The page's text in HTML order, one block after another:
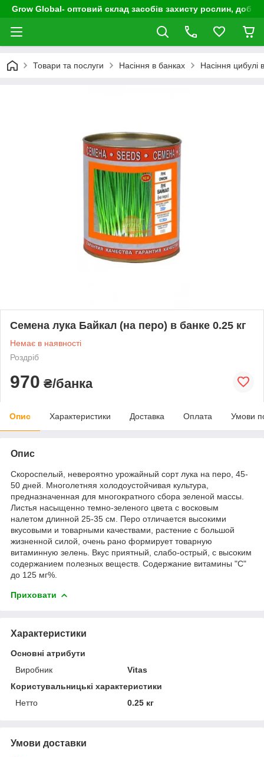
Grow Global- оптовий склад засобів захисту рослин,
Товари та послуги Насіння в банках Насіння цибулі
Семена лука Байкал (на перо) в банке 0.25 кг
Немає в наявності
Роздріб
970 ₴/банка
Опис Характеристики Доставка Оплата Умови
Опис
Скороспелый, невероятно урожайный сорт лука на перо, 45-
50 дней. Многолетняя холодоустойчивая культура,
предназначенная для многократного сбора зеленой массы.
Листья насыщенно темно-зеленого цвета с восковым
налетом длинной 25-35 см. Перо отличается высокими
вкусовыми и товарными качествами, растение с большой
жизненной силой, очень рано формирует товарную
витаминную зелень. Вкус приятный, слабо-острый, с высоким
содержанием полезных веществ. Содержание витамины "С"
до 125 мг%.
Приховати
Характеристики
Основні атрибути
Виробник
Vitas
Користувальницькі характеристики
Нетто
0.25 кг
Умови доставки